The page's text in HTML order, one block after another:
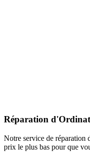
Réparation
Notre service de réparation
prix le plus bas pour que